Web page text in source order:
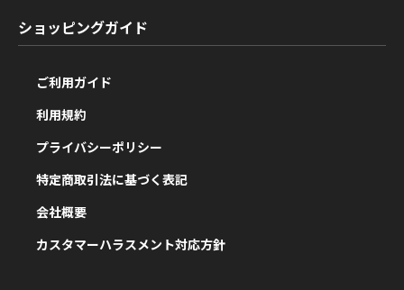
ショッピングガイド
ご利用ガイド
利用規約
プライバシーポリシー
特定商取引法に基づく表記
会社概要
カスタマーハラスメント対応方針